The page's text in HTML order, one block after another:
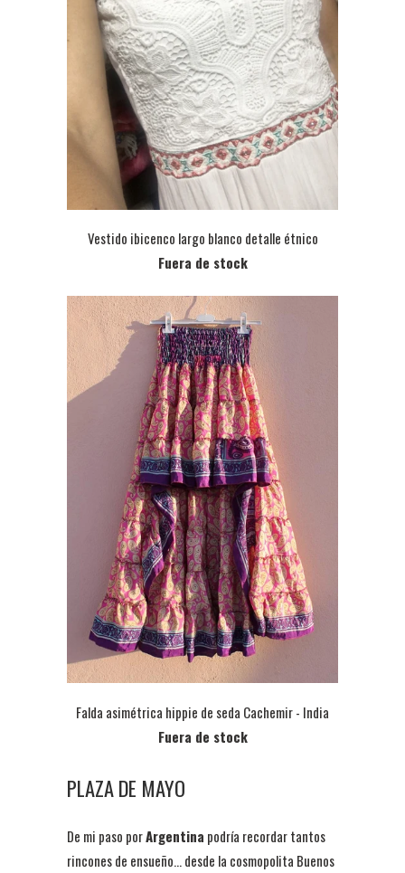
Vestido ibicenco largo blanco detalle étnico
Fuera de stock
Falda asimétrica hippie de seda Cachemir - India
Fuera de stock
PLAZA DE MAYO
De mi paso porArgentina podría recordar tantos
rincones de ensueño... desde la cosmopolita Buenos